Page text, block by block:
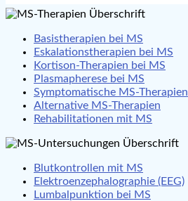
Basistherapien bei MS
Eskalationstherapien bei MS
Kortison-Therapien bei MS
Plasmapherese bei MS
Symptomatische MS-Therapien
Alternative MS-Therapien
Rehabilitationen mit MS
Blutkontrollen mit MS
Elektroenzephalographie (EEG)
Lumbalpunktion bei MS